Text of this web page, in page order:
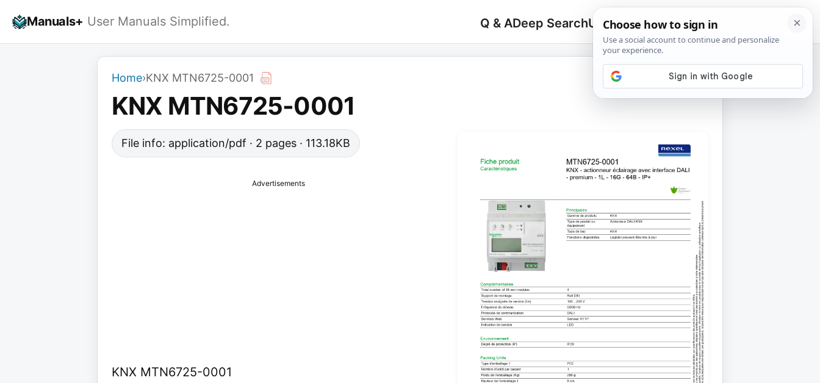
Manuals+ User Manuals Simplified. Q & ADeep SearchUpload
Search
for:
🔍
Home›KNX MTN6725-0001
KNX MTN6725-0001
File info: application/pdf · 2 pages · 113.18KB
Advertisements
KNX MTN6725-0001